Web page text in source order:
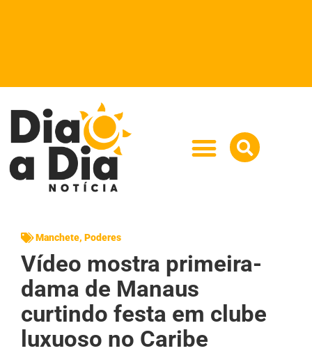
Manchete, Poderes
Vídeo mostra primeira-
dama de Manaus
curtindo festa em clube
luxuoso no Caribe